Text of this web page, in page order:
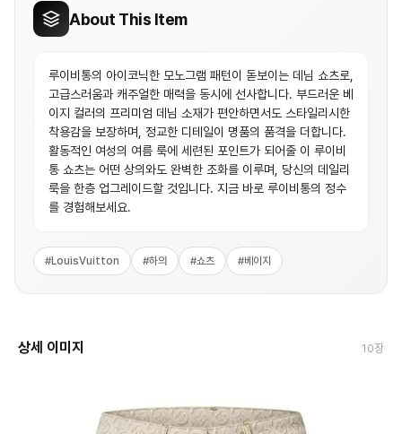
About This Item
루이비통의 아이코닉한 모노그램 패턴이 돋보이는 데님 쇼츠로,
고급스러움과 캐주얼한 매력을 동시에 선사합니다. 부드러운 베
이지 컬러의 프리미엄 데님 소재가 편안하면서도 스타일리시한
착용감을 보장하며, 정교한 디테일이 명품의 품격을 더합니다.
활동적인 여성의 여름 룩에 세련된 포인트가 되어줄 이 루이비
통 쇼츠는 어떤 상의와도 완벽한 조화를 이루며, 당신의 데일리
룩을 한층 업그레이드할 것입니다. 지금 바로 루이비통의 정수
를 경험해보세요.
#LouisVuitton #하의 #쇼츠 #베이지
상세 이미지 10장